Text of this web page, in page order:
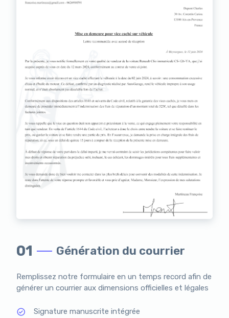
01 Génération du courrier
Remplissez notre formulaire en un temps record afin de
générer un courrier aux dimensions officielles et légales
Signature manuscrite intégrée